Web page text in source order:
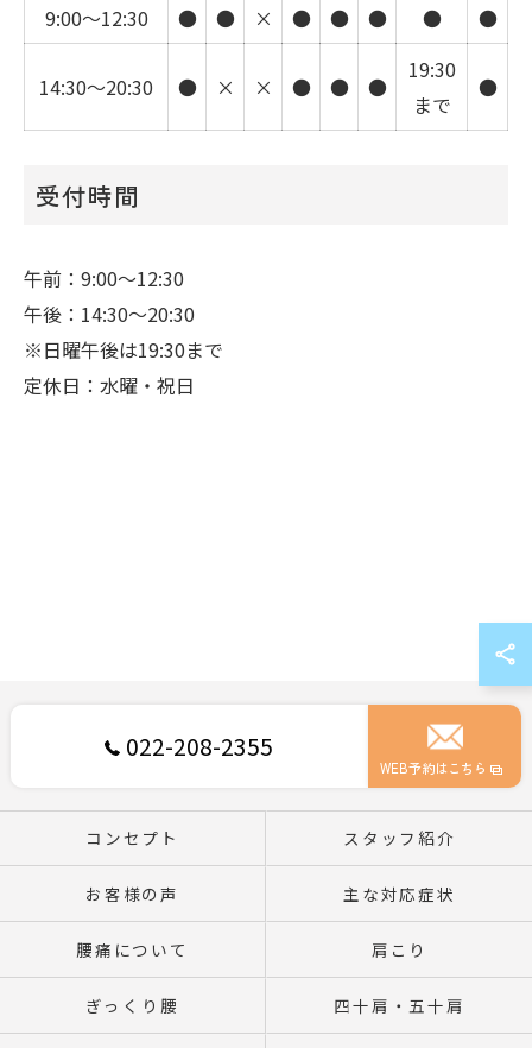
9:00～12:30
● ● × ● ● ● ● ●
14:30～20:30 ● × × ● ● ●
19:30
まで
●
受付時間
午前：9:00～12:30
午後：14:30～20:30
※日曜午後は19:30まで
定休日：水曜・祝日
022-208-2355
WEB予約はこちら
コンセプト スタッフ紹介
お客様の声 主な対応症状
腰痛について 肩こり
ぎっくり腰 四十肩・五十肩